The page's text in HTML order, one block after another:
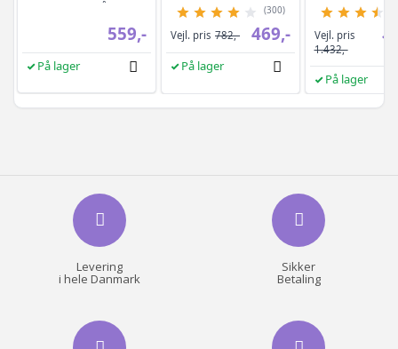
559,-
På lager
(300)
Vejl. pris 782,- 469,-
På lager
ryglæn og
Vejl. pris
1.432,-
På lager
Levering
i hele Danmark
Sikker
Betaling